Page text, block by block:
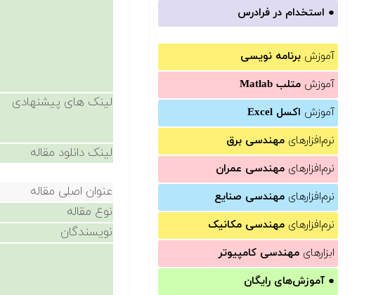
● استخدام در فرادرس
آموزش برنامه نویسی
آموزش متلب Matlab
آموزش اکسل Excel
نرم‌افزارهای مهندسی برق
نرم‌افزارهای مهندسی عمران
نرم‌افزارهای مهندسی صنایع
نرم‌افزارهای مهندسی مکانیک
ابزارهای مهندسی کامپیوتر
● آموزش‌های رایگان
لینک های پیشنهادی
لینک دانلود مقاله
عنوان اصلی مقاله
نوع مقاله
نویسندگان